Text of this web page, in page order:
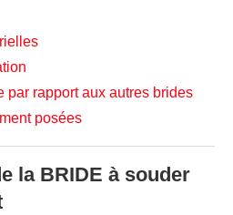
par rapport aux autres brides
posées
la BRIDE à souder